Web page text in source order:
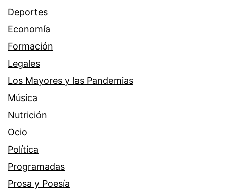
Deportes
Economía
Formación
Legales
Los Mayores y las Pandemias
Música
Nutrición
Ocio
Política
Programadas
Prosa y Poesía